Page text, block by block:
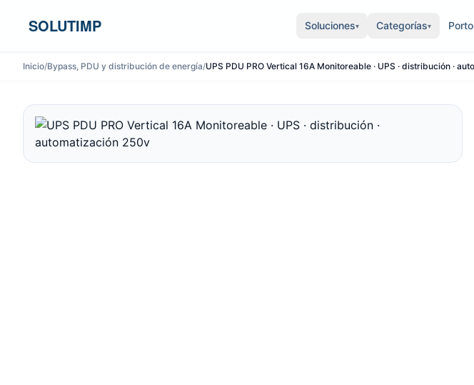
SOLUTIMP Soluciones▾ Categorías▾
Inicio/Bypass, PDU y distribución de energía/UPS PDU PRO Vertical 16A Monitoreable · UPS · distribución ·